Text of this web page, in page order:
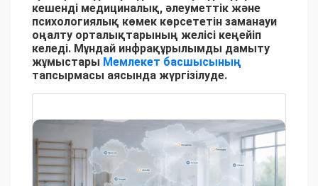
кешенді медициналық, әлеуметтік және
психологиялық көмек көрсететін заманауи
оңалту орталықтарының желісі кеңейіп
келеді. Мұндай инфрақұрылымды дамыту
жұмыстары Мемлекет басшысының
тапсырмасы аясында жүргізілуде.